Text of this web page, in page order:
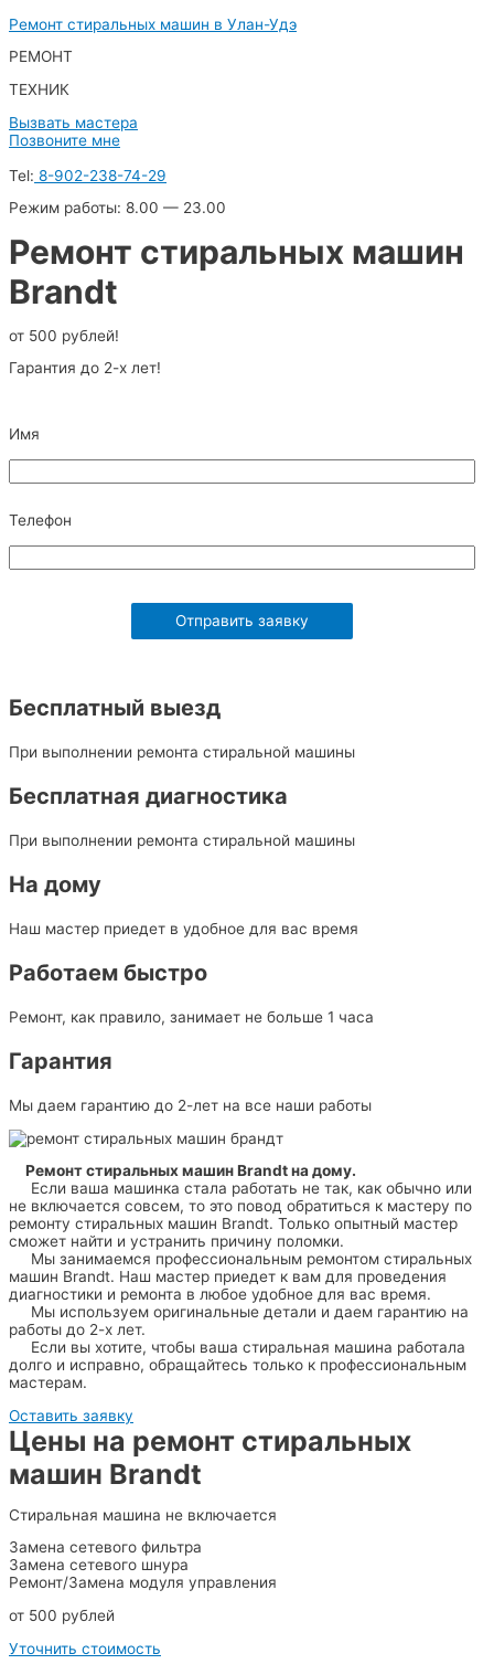
Перейти
содержимому
Ремонт стиральных машин в Улан-Удэ
РЕМОНТ
ТЕХНИК
Вызвать мастера
Позвоните мне
Tel: 8-902-238-74-29
Режим работы: 8.00 — 23.00
Ремонт стиральных машин
Brandt
от 500 рублей!
Гарантия до 2-х лет!
Leave
this
field
blank
Имя
Телефон
Бесплатный выезд
При выполнении ремонта стиральной машины
Бесплатная диагностика
При выполнении ремонта стиральной машины
На дому
Наш мастер приедет в удобное для вас время
Работаем быстро
Ремонт, как правило, занимает не больше 1 часа
Гарантия
Мы даем гарантию до 2-лет на все наши работы
Ремонт стиральных машин Brandtна дому.
Если ваша машинка стала работать не так, как обычно или
не включается совсем, то это повод обратиться к мастеру по
ремонту стиральных машин Brandt. Только опытный мастер
сможет найти и устранить причину поломки.
Мы занимаемся профессиональным ремонтом стиральных
машин Brandt. Наш мастер приедет к вам для проведения
диагностики и ремонта в любое удобное для вас время.
Мы используем оригинальные детали и даем гарантию на
работы до 2-х лет.
Если вы хотите, чтобы ваша стиральная машина работала
долго и исправно, обращайтесь только к профессиональным
мастерам.
Оставить заявку
Цены на ремонт стиральных
машин Brandt
Стиральная машина не включается
Замена сетевого фильтра
Замена сетевого шнура
Ремонт/Замена модуля управления
от 500 рублей
Уточнить стоимость